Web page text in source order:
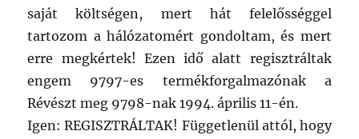
saját költségen, mert hát felelősséggel
tartozom a hálózatomért gondoltam, és mert
erre megkértek! Ezen idő alatt regisztráltak
engem 9797-es termékforgalmazónak a
Révészt meg 9798-nak 1994. április 11-én.
Igen: REGISZTRÁLTAK! Függetlenül attól, hogy